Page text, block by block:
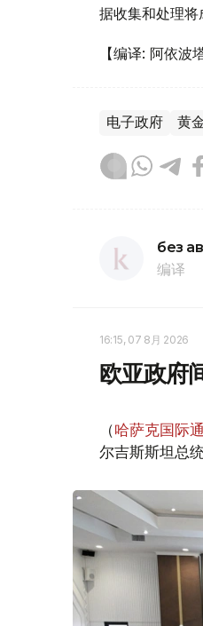
据收集和处理将
【编译: 阿依波塔
电子政府 黄
без
编译
16:15, 07 8月 2026
欧亚政府
（哈萨克国际
尔吉斯斯坦总